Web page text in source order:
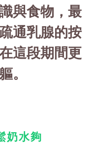
與食物，最
通乳腺的按
這段期間更
。
奶水夠